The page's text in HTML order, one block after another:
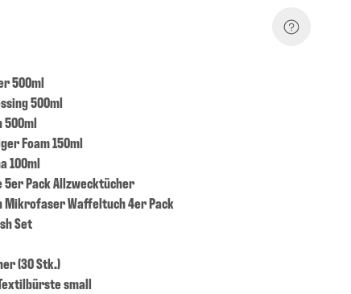
500ml
500ml
500ml
Foam 150ml
100ml
5er Pack Allzwecktücher
Mikrofaser Waffeltuch 4er Pack
Set
(30 Stk.)
small